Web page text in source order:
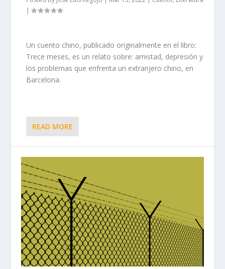
|
Un cuento chino, publicado originalmente en el libro:
Trece meses, es un relato sobre: amistad, depresión y
los problemas que enfrenta un extranjero chino, en
Barcelona.
READ MORE